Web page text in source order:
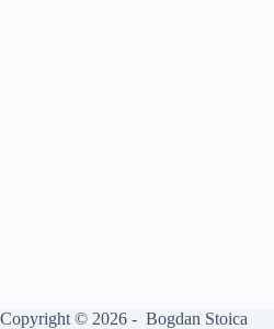
Copyright © 2026 - Bogdan Stoica